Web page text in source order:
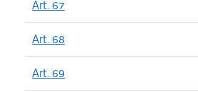
Art. 67
Art. 68
Art. 69